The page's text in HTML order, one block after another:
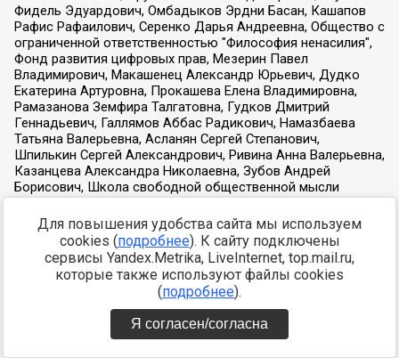
Для повышения удобства сайта мы используем
cookies (подробнее). К сайту подключены
сервисы Yandex.Metrika, LiveInternet, top.mail.ru,
которые также используют файлы cookies
(подробнее).
Я согласен/согласна